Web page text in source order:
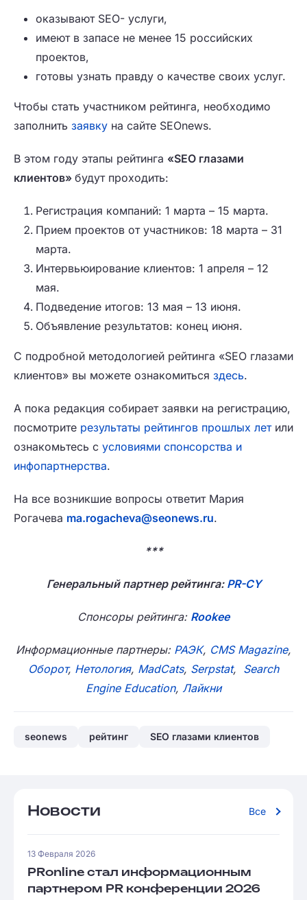
оказывают SEO- услуги,
имеют в запасе не менее 15 российских
проектов,
готовы узнать правду о качестве своих услуг.
Чтобы стать участником рейтинга, необходимо
заполнить заявку на сайте SEOnews.
В этом году этапы рейтинга «SEO глазами
клиентов» будут проходить:
Регистрация компаний: 1 марта – 15 марта.
Прием проектов от участников: 18 марта – 31
марта.
Интервьюирование клиентов: 1 апреля – 12
мая.
Подведение итогов: 13 мая – 13 июня.
Объявление результатов: конец июня.
С подробной методологией рейтинга «SEO глазами
клиентов» вы можете ознакомиться здесь.
А пока редакция собирает заявки на регистрацию,
посмотрите результаты рейтингов прошлых летили
ознакомьтесь с условиями спонсорства и
инфопартнерства.
На все возникшие вопросы ответит Мария
Рогачева ma.rogacheva@seonews.ru.
***
Генеральный партнер рейтинга: PR-CY
Спонсоры рейтинга: Rookee
Информационные партнеры: РАЭК, CMS Magazine,
Оборот, Нетология, MadCats, Serpstat, Search
Engine Education, Лайкни
seonews рейтинг SEO глазами клиентов
Новости Все
13 Февраля 2026
PRonline стал информационным
партнером PR конференции 2026